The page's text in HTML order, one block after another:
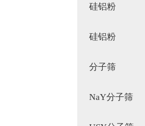
硅铝粉
硅铝粉
分子筛
NaY分子筛